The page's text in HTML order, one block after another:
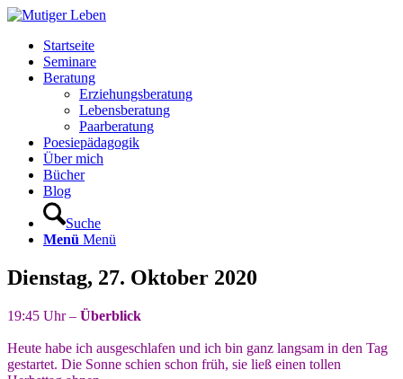
Startseite
Seminare
Beratung
Erziehungsberatung
Lebensberatung
Paarberatung
Poesiepädagogik
Über mich
Bücher
Blog
Suche
Menü Menü
Dienstag, 27. Oktober 2020
19:45 Uhr – Überblick
Heute habe ich ausgeschlafen und ich bin ganz langsam in den Tag
gestartet. Die Sonne schien schon früh, sie ließ einen tollen